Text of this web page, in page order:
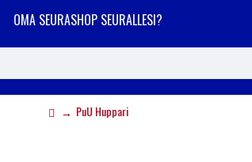
OMA SEURASHOP SEURALLESI?
PuU Huppari